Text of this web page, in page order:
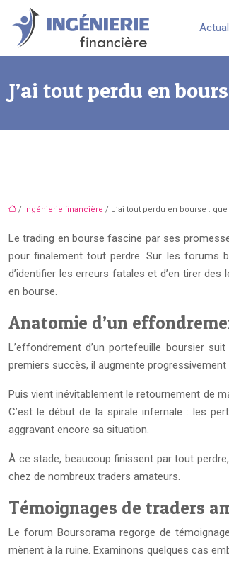
J’ai tout perdu en
/ Ingénierie financière / J’ai tout perdu en bourse :
Le trading en bourse fascine par ses
pour finalement tout perdre. Sur les forums
d’identifier les erreurs fatales et d’en tirer
en bourse.
Anatomie d’un
L’effondrement d’un portefeuille boursier
premiers succès, il augmente
Puis vient inévitablement le retournement de
C’est le début de la spirale infernale : les
aggravant encore sa situation.
À ce stade, beaucoup finissent par tout
chez de nombreux traders amateurs.
Témoignages de traders
Le forum Boursorama regorge de
mènent à la ruine. Examinons quelques cas